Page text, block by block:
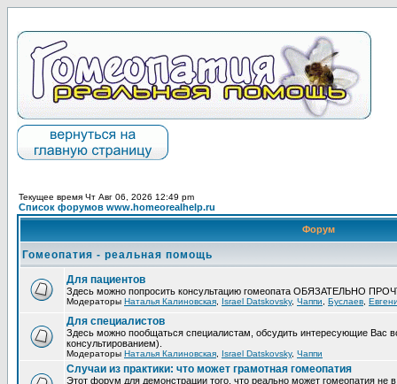
Текущее время Чт Авг 06, 2026 12:49 pm
Список форумов www.homeorealhelp.ru
Форум
Гомеопатия - реальная помощь
Для пациентов
Здесь можно попросить консультацию гомеопата ОБЯЗАТЕЛЬНО
Модераторы Наталья Калиновская Israel Datskovsky, Чаппи Буслаев
Для специалистов
Здесь можно пообщаться специалистам, обсудить интересующие Вас
консультированием).
Модераторы Наталья Калиновская Israel Datskovsky, Чаппи
Случаи из практики: что может грамотная гомеопатия
Этот форум для демонстрации того, что реально может гомеопатия не